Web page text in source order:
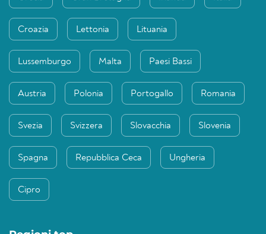
Croazia Lettonia Lituania
Lussemburgo Malta Paesi Bassi
Austria Polonia Portogallo Romania
Svezia Svizzera Slovacchia Slovenia
Spagna Repubblica Ceca Ungheria
Cipro